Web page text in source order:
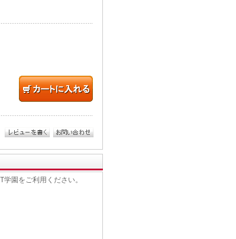
園をご利用ください。